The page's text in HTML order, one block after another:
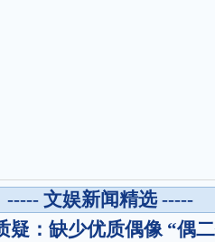
----- 文娱新闻精选 -----
疑：缺少优质偶像 “偶